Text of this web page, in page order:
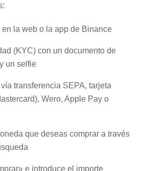
la web o la app de Binance
(KYC) con un documento de
un selfie
transferencia SEPA, tarjeta
Wero, Apple Pay o
que deseas comprar a través
e introduce el importe